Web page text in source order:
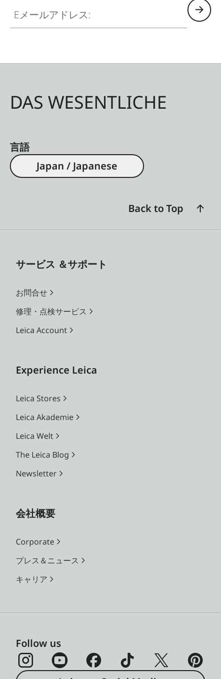
DAS WESENTLICHE
言語
Japan / Japanese
Back to Top
サービス ＆サポート
お問合せ
修理・点検サービス
Leica Account
Experience Leica
Leica Stores
Leica Akademie
Leica Welt
The Leica Blog
Newsletter
会社概要
Corporate
プレス＆ニュース
キャリア
Follow us